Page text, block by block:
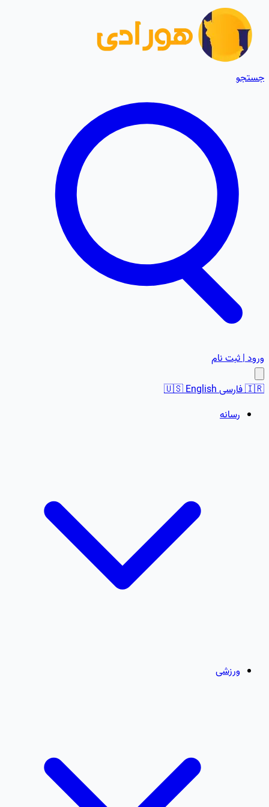
جستجو
ورود | ثبت نام
🇮🇷فارسی 🇺🇸English
رسانه
ورزشی